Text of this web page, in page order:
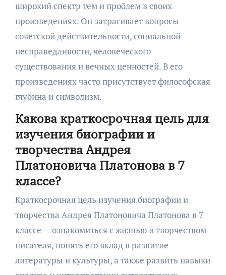
широкий спектр тем и проблем в своих
произведениях. Он затрагивает вопросы
советской действительности, социальной
несправедливости, человеческого
существования и вечных ценностей. В его
произведениях часто присутствует философская
глубина и символизм.
Какова краткосрочная цель для
изучения биографии и
творчества Андрея
Платоновича Платонова в 7
классе?
Краткосрочная цель изучения биографии и
творчества Андрея Платоновича Платонова в 7
классе — ознакомиться с жизнью и творчеством
писателя, понять его вклад в развитие
литературы и культуры, а также развить навыки